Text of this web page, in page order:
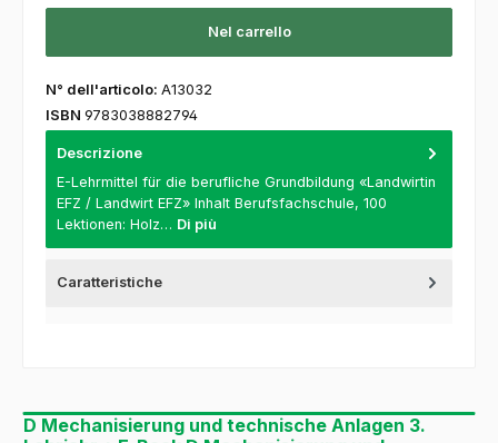
Nel carrello
N° dell'articolo: A13032
ISBN 9783038882794
Descrizione
E-Lehrmittel für die berufliche Grundbildung «Landwirtin
EFZ / Landwirt EFZ» Inhalt Berufsfachschule, 100
Lektionen: Holz… Di più
Caratteristiche
D Mechanisierung und technische Anlagen 3.